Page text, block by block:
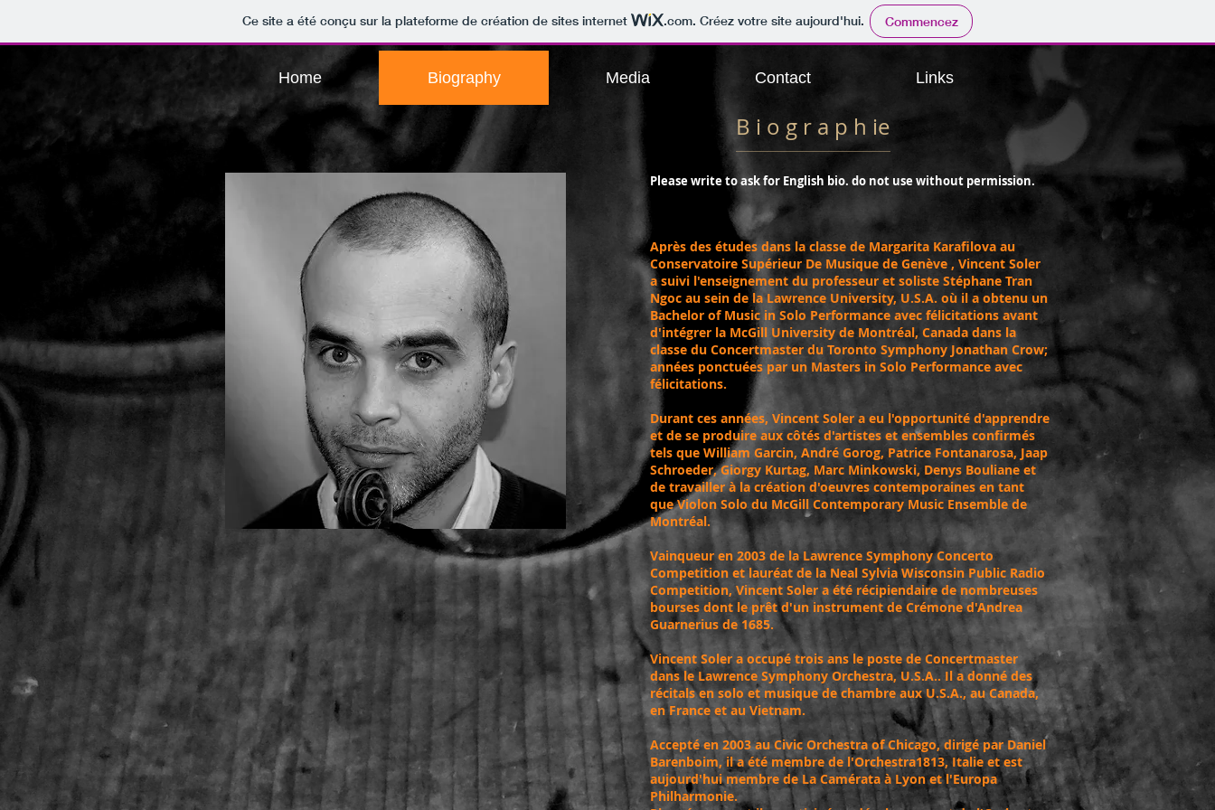
Ce site a été conçu sur la plateforme de création de sites internet .com. Créez votre site aujourd'hui. Commencez
Home Biography Media Contact Links
B i o g r a p h ie
Please write to ask for English bio. do not use without permission.
Après des études dans la classe de Margarita Karafilova au
Conservatoire Supérieur De Musique de Genève , Vincent Soler
a suivi l'enseignement du professeur et soliste Stéphane Tran
Ngoc au sein de la Lawrence University, U.S.A. où il a obtenu un
Bachelor of Music in Solo Performance avec félicitations avant
d'intégrer la McGill University de Montréal, Canada dans la
classe du Concertmaster du Toronto Symphony Jonathan Crow;
années ponctuées par un Masters in Solo Performance avec
félicitations.
Durant ces années, Vincent Soler a eu l'opportunité d'apprendre
et de se produire aux côtés d'artistes et ensembles confirmés
tels que William Garcin, André Gorog, Patrice Fontanarosa, Jaap
Schroeder, Giorgy Kurtag, Marc Minkowski, Denys Bouliane et
de travailler à la création d'oeuvres contemporaines en tant
que Violon Solo du McGill Contemporary Music Ensemble de
Montréal.
Vainqueur en 2003 de la Lawrence Symphony Concerto
Competition et lauréat de la Neal Sylvia Wisconsin Public Radio
Competition, Vincent Soler a été récipiendaire de nombreuses
bourses dont le prêt d'un instrument de Crémone d'Andrea
Guarnerius de 1685.
Vincent Soler a occupé trois ans le poste de Concertmaster
dans le Lawrence Symphony Orchestra, U.S.A.. Il a donné des
récitals en solo et musique de chambre aux U.S.A., au Canada,
en France et au Vietnam.
Accepté en 2003 au Civic Orchestra of Chicago, dirigé par Daniel
Barenboim, il a été membre de l'Orchestra1813, Italie et est
aujourd'hui membre de La Camérata à Lyon et l'Europa
Philharmonie.